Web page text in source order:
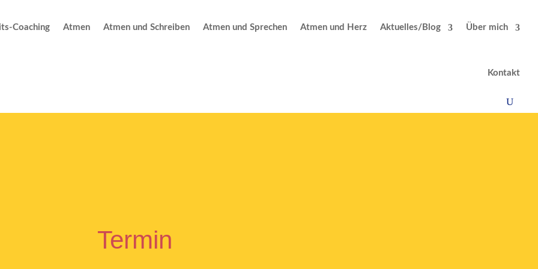
Coaching Atmen Atmen und Schreiben Atmen und Sprechen Atmen und Herz Aktuelles/Blog Über mich
Kontakt
Termin